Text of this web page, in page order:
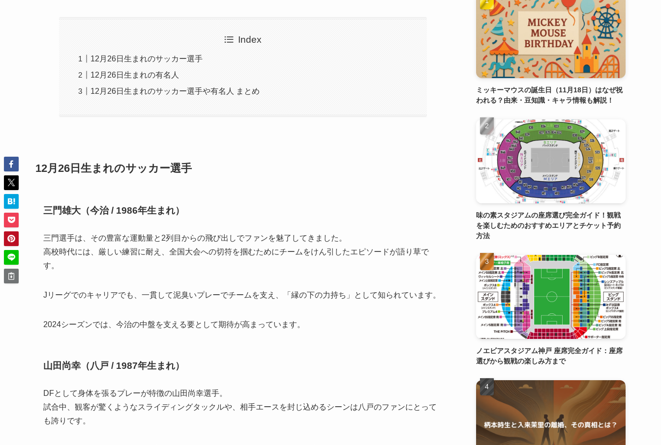
Index
12月26日生まれのサッカー選手
12月26日生まれの有名人
12月26日生まれのサッカー選手や有名人 まとめ
12月26日生まれのサッカー選手
三門雄大（今治 / 1986年生まれ）
三門選手は、その豊富な運動量と2列目からの飛び出しでファンを魅了してきました。
高校時代には、厳しい練習に耐え、全国大会への切符を掴むためにチームをけん引したエピソードが語り草で
す。
Jリーグでのキャリアでも、一貫して泥臭いプレーでチームを支え、「縁の下の力持ち」として知られています。
2024シーズンでは、今治の中盤を支える要として期待が高まっています。
山田尚幸（八戸 / 1987年生まれ）
DFとして身体を張るプレーが特徴の山田尚幸選手。
試合中、観客が驚くようなスライディングタックルや、相手エースを封じ込めるシーンは八戸のファンにとって
も誇りです。
ミッキーマウスの誕生日（11月18日）はなぜ祝
われる？由来・豆知識・キャラ情報も解説！
味の素スタジアムの座席選び完全ガイド！観戦
を楽しむためのおすすめエリアとチケット予約
方法
ノエビアスタジアム神戸 座席完全ガイド：座席
選びから観戦の楽しみ方まで